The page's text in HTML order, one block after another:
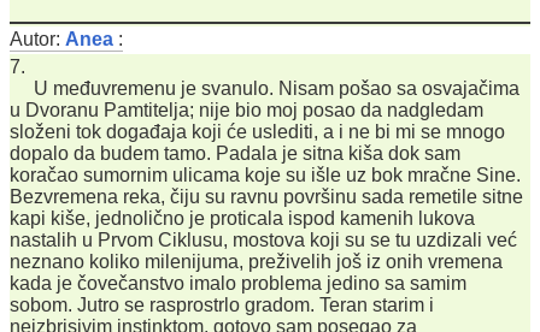
Autor: Anea :
7.
U međuvremenu je svanulo. Nisam pošao sa osvajačima
u Dvoranu Pamtitelja; nije bio moj posao da nadgledam
složeni tok događaja koji će uslediti, a i ne bi mi se mnogo
dopalo da budem tamo. Padala je sitna kiša dok sam
koračao sumornim ulicama koje su išle uz bok mračne Sine.
Bezvremena reka, čiju su ravnu površinu sada remetile sitne
kapi kiše, jednolično je proticala ispod kamenih lukova
nastalih u Prvom Ciklusu, mostova koji su se tu uzdizali već
neznano koliko milenijuma, preživelih još iz onih vremena
kada je čovečanstvo imalo problema jedino sa samim
sobom. Jutro se rasprostrlo gradom. Teran starim i
neizbrisivim instinktom, gotovo sam posegao za